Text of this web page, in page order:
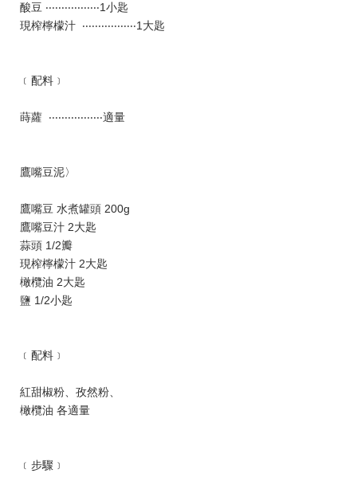
酸豆 ‧‧‧‧‧‧‧‧‧‧‧‧‧‧‧‧‧1小匙
現榨檸檬汁 ‧‧‧‧‧‧‧‧‧‧‧‧‧‧‧‧‧1大匙
﹝配料﹞
蒔蘿 ‧‧‧‧‧‧‧‧‧‧‧‧‧‧‧‧‧適量
鷹嘴豆泥〉
鷹嘴豆 水煮罐頭 200g
鷹嘴豆汁 2大匙
蒜頭 1/2瓣
現榨檸檬汁 2大匙
橄欖油 2大匙
鹽 1/2小匙
﹝配料﹞
紅甜椒粉、孜然粉、
橄欖油 各適量
﹝步驟﹞